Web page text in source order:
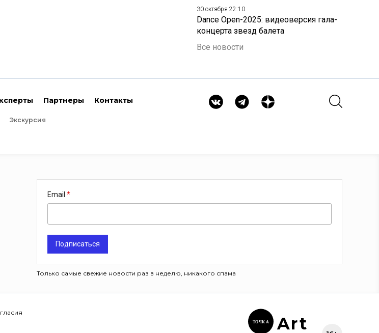
30 октября 22:10
Dance Open-2025: видеоверсия гала-
концерта звезд балета
Все новости
Партнеры Контакты
Экскурсия
Email
Подписаться
Только самые свежие новости раз в неделю, никакого спама
ТОЧК А Art